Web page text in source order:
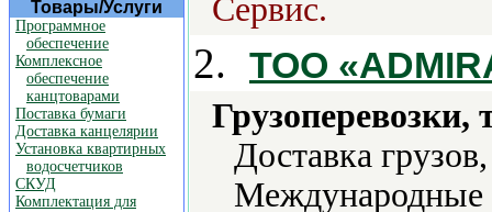
Товары/Услуги
Программное
обеспечение
Комплексное
обеспечение
канцтоварами
Поставка бумаги
Доставка канцелярии
Установка квартирных
водосчетчиков
СКУД
Комплектация для
Сервис.
2. ТОО
Доставка
Международные